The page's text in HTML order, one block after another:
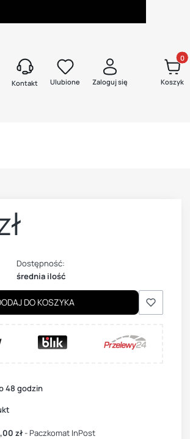
Kontakt Ulubione Zaloguj się Koszyk
Dostępność:
średnia ilość
DO KOSZYKA
48 godzin
zł- Paczkomat InPost